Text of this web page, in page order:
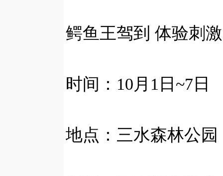
鳄鱼王驾到 体验刺激
时间：10月1日~7日
地点：三水森林公园